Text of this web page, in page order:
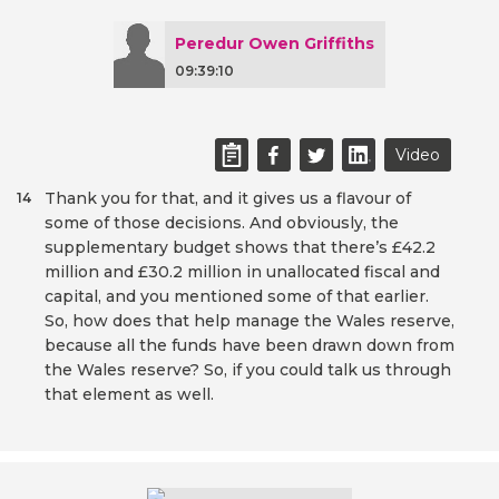
Peredur Owen Griffiths
09:39:10
Video
Thank you for that, and it gives us a flavour of
some of those decisions. And obviously, the
supplementary budget shows that there’s £42.2
million and £30.2 million in unallocated fiscal and
capital, and you mentioned some of that earlier.
So, how does that help manage the Wales reserve,
because all the funds have been drawn down from
the Wales reserve? So, if you could talk us through
that element as well.
14